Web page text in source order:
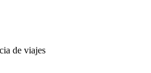
de viajes